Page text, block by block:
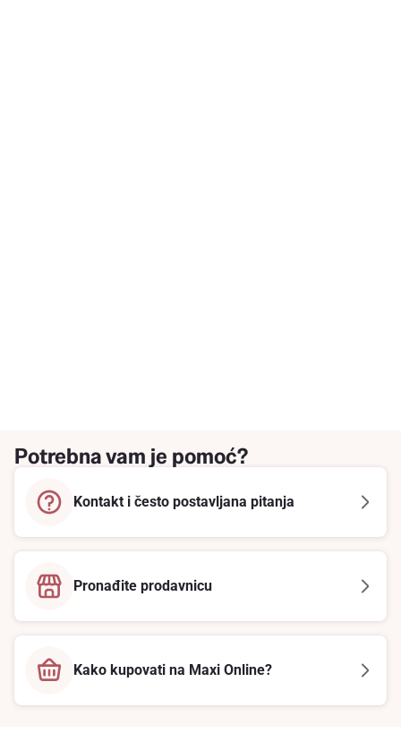
Potrebna vam je pomoć?
Kontakt i često postavljana pitanja
Pronađite prodavnicu
Kako kupovati na Maxi Online?